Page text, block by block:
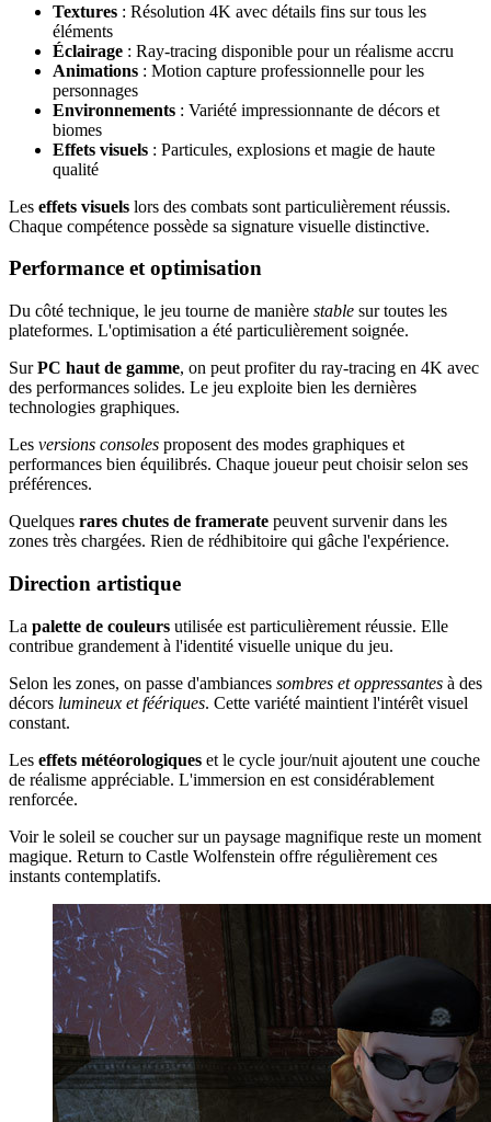
Textures : Résolution 4K avec détails fins sur tous les
éléments
Éclairage : Ray-tracing disponible pour un réalisme accru
Animations : Motion capture professionnelle pour les
personnages
Environnements : Variété impressionnante de décors et
biomes
Effets visuels : Particules, explosions et magie de haute
qualité
Les effets visuels lors des combats sont particulièrement réussis.
Chaque compétence possède sa signature visuelle distinctive.
Performance et optimisation
Du côté technique, le jeu tourne de manière stable sur toutes les
plateformes. L'optimisation a été particulièrement soignée.
SurPC haut de gamme, on peut profiter du ray-tracing en 4K avec
des performances solides. Le jeu exploite bien les dernières
technologies graphiques.
Les versions consoles proposent des modes graphiques et
performances bien équilibrés. Chaque joueur peut choisir selon ses
préférences.
Quelques rares chutes de framerate peuvent survenir dans les
zones très chargées. Rien de rédhibitoire qui gâche l'expérience.
Direction artistique
La palette de couleurs utilisée est particulièrement réussie. Elle
contribue grandement à l'identité visuelle unique du jeu.
Selon les zones, on passe d'ambiances sombres et oppressantes à des
décors lumineux et féériques. Cette variété maintient l'intérêt visuel
constant.
Les effets météorologiques et le cycle jour/nuit ajoutent une couche
de réalisme appréciable. L'immersion en est considérablement
renforcée.
Voir le soleil se coucher sur un paysage magnifique reste un moment
magique. Return to Castle Wolfenstein offre régulièrement ces
instants contemplatifs.